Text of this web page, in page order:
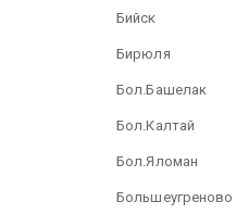
Бийск
Бирюля
Бол.Башелак
Бол.Калтай
Бол.Яломан
Большеугреново